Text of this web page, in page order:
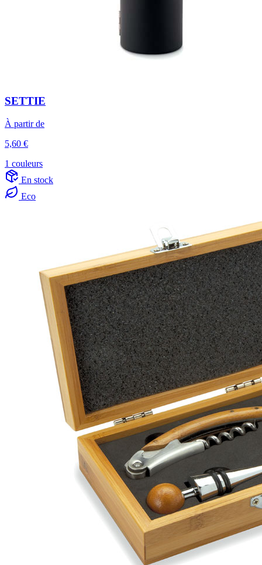
SETTIE
À partir de
5,60 €
1 couleurs
En stock
Eco